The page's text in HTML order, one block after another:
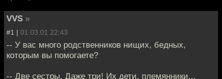
VVS »
#1 | 01.03.01 22:43
-- У вас много родственников нищих, бедных,
которым вы помогаете?
-- Две сестры. Даже три! Их дети, племянники...